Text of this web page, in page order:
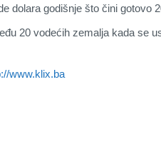
dolara godišnje što čini gotovo
20 vodećih zemalja kada se
www.klix.ba